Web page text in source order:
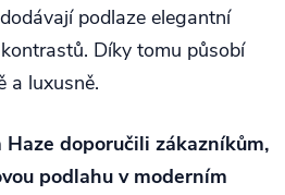
podlaze elegantní
Díky tomu působí
a luxusně.
Haze doporučili zákazníkům,
podlahu v moderním